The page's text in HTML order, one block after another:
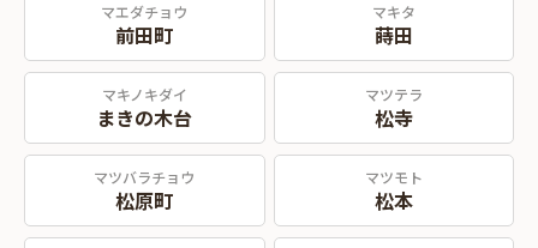
マエダチョウ
前田町
マキタ
蒔田
マキノキダイ
まきの木台
マツテラ
松寺
マツバラチョウ
松原町
マツモト
松本